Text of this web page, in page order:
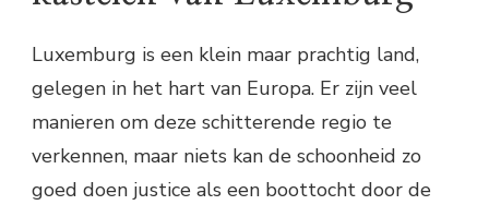
Luxemburg is een klein maar prachtig land,
gelegen in het hart van Europa. Er zijn veel
manieren om deze schitterende regio te
verkennen, maar niets kan de schoonheid zo
goed doen justice als een boottocht door de